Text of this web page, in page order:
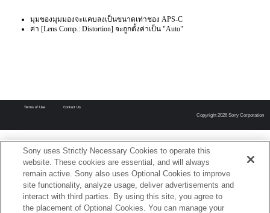
มุมของมุมมองจะแคบลงเป็นขนาดเท่าชอง APS-C
ค่า [Lens Comp.: Distortion] จะถูกตั้งค่าเป็น "Auto"
Terms of Use Contact Us
Copyright 2026 Sony Corporation
Sony uses Strictly Necessary Cookies to operate this
website. These cookies are essential, and will always
remain active. Sony also uses Optional Cookies to improve
site functionality, analyze usage, deliver advertisements and
interact with third parties. By using this site, you agree to
the placement of Optional Cookies. You can manage your